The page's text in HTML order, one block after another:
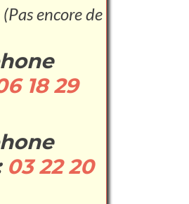
(Pas encore de
18 29
03 22 20